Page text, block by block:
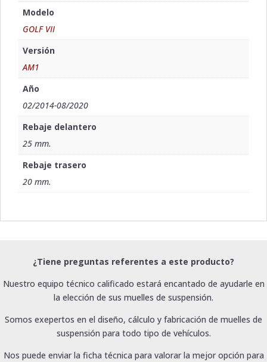
Modelo
GOLF VII
Versión
AM1
Año
02/2014-08/2020
Rebaje delantero
25 mm.
Rebaje trasero
20 mm.
¿Tiene preguntas referentes a este producto?
Nuestro equipo técnico calificado estará encantado de ayudarle en
la elección de sus muelles de suspensión.
Somos exepertos en el diseño, cálculo y fabricación de muelles de
suspensión para todo tipo de vehículos.
Nos puede enviar la ficha técnica para valorar la mejor opción para